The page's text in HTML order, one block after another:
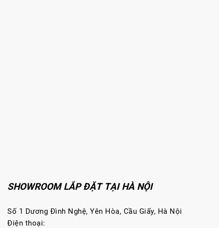
SHOWROOM LẮP ĐẶT TẠI HÀ NỘI
Số 1 Dương Đình Nghệ, Yên Hòa, Cầu Giấy, Hà Nội
Điện thoại: